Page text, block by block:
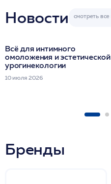
Новости
Всё для интимного
омоложения и эстетической
урогинекологии
10 июля 2026
Бренды